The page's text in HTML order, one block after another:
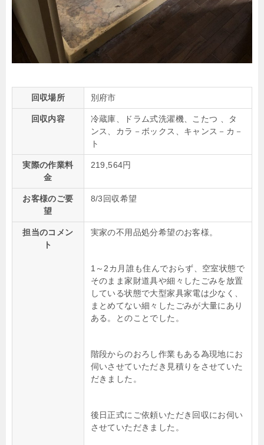
回収場所 別府市
回収内容
冷蔵庫、ドラム式洗濯機、こたつ 、タ
ンス、カラ－ボックス、キャンス－カ－
ト
実際の作業料
金
219,564円
お客様のご要
望
8/3回収希望
担当のコメン
ト
実家の不用品処分希望のお客様。
1～2カ月誰も住んでおらず、空室状態で
そのまま家財道具や細々したごみを放置
している状態で大型家具家電は少なく、
まとめてない細々したごみが大量にあり
ある。とのことでした。
階段からのおろし作業もある為現地にお
伺いさせていただき見積りをさせていた
だきました。
後日正式にご依頼いただき回収にお伺い
させていただきました。